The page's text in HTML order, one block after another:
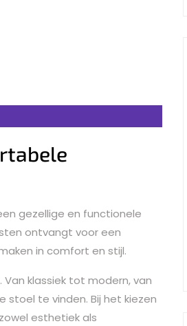
gezellige en functionele
ontvangt voor een
in comfort en stijl.
klassiek tot modern, van
stoel te vinden. Bij het kiezen
esthetiek als